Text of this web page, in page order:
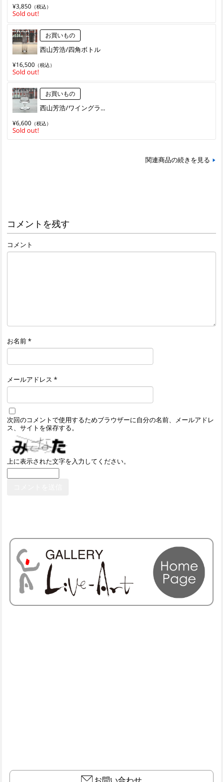
¥3,850 （税込）
Sold out!
お買いもの
西山芳浩/四角ボトル
¥16,500 （税込）
Sold out!
お買いもの
西山芳浩/ワイングラ...
¥6,600 （税込）
Sold out!
関連商品の続きを見る
コメントを残す
コメント
お名前*
メールアドレス *
次回のコメントで使用するためブラウザーに自分の名前、メールアドレ
ス、サイトを保存する。
上に表示された文字を入力してください。